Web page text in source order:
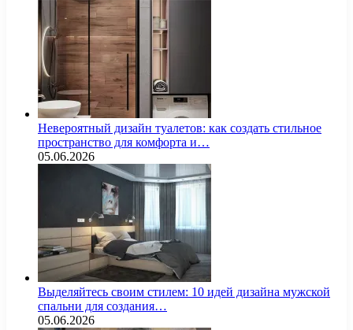
Невероятный дизайн туалетов: как создать стильное
пространство для комфорта и…
05.06.2026
Выделяйтесь своим стилем: 10 идей дизайна мужской
спальни для создания…
05.06.2026